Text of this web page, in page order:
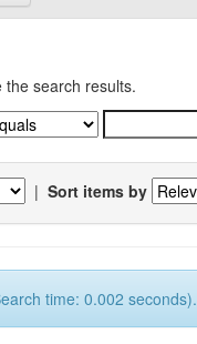
the search results.
| Sort items by
time: 0.002 seconds).